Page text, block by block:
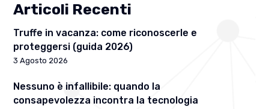
Articoli Recenti
Truffe in vacanza: come riconoscerle e
proteggersi (guida 2026)
3 Agosto 2026
Nessuno è infallibile: quando la
consapevolezza incontra la tecnologia